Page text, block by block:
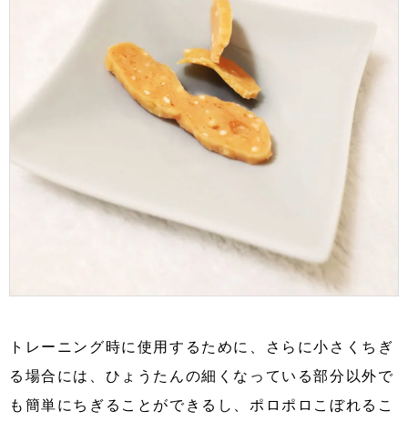
トレーニング時に使用するために、さらに小さくちぎ
る場合には、ひょうたんの細くなっている部分以外で
も簡単にちぎることができるし、ポロポロこぼれるこ